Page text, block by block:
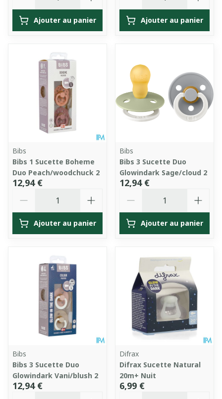
Ajouter au panier Ajouter au panier
Bibs
Bibs 1 Sucette Boheme
Duo Peach/woodchuck 2
12,94 €
Ajouter au panier
Bibs
Bibs 3 Sucette Duo
Glowindark Sage/cloud 2
12,94 €
Ajouter au panier
Bibs
Bibs 3 Sucette Duo
Glowindark Vani/blush 2
12,94 €
Difrax
Difrax Sucette Natural
20m+ Nuit
6,99 €